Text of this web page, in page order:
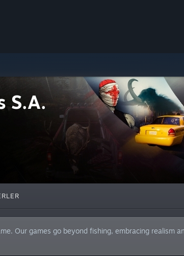
S.A.
Our games go beyond fishing, embracing realism